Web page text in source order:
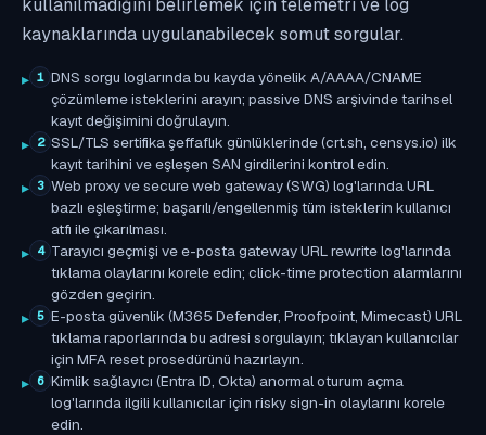
kaynaklarında uygulanabilecek somut sorgular.
1 DNS sorgu loglarında bu kayda yönelik A/AAAA/CNAME
çözümleme isteklerini arayın; passive DNS arşivinde tarihsel
kayıt değişimini doğrulayın.
2 SSL/TLS sertifika şeffaflık günlüklerinde (crt.sh, censys.io) ilk
kayıt tarihini ve eşleşen SAN girdilerini kontrol edin.
3 Web proxy ve secure web gateway (SWG) log'larında URL
bazlı eşleştirme; başarılı/engellenmiş tüm isteklerin kullanıcı
atfı ile çıkarılması.
4 Tarayıcı geçmişi ve e-posta gateway URL rewrite log'larında
tıklama olaylarını korele edin; click-time protection alarmlarını
gözden geçirin.
5 E-posta güvenlik (M365 Defender, Proofpoint, Mimecast) URL
tıklama raporlarında bu adresi sorgulayın; tıklayan kullanıcılar
için MFA reset prosedürünü hazırlayın.
6 Kimlik sağlayıcı (Entra ID, Okta) anormal oturum açma
log'larında ilgili kullanıcılar için risky sign-in olaylarını korele
edin.